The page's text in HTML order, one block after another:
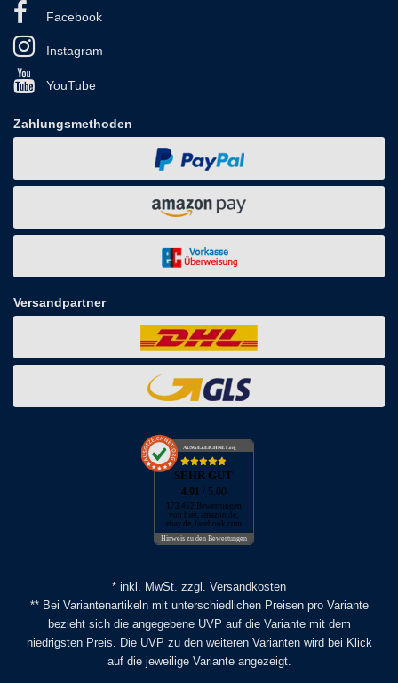
Facebook
Instagram
YouTube
Zahlungsmethoden
Versandpartner
AUSGEZEICHNET.org
SEHR GUT
4.91 / 5.00
173.452 Bewertungen
von hier, amazon.de,
ebay.de, facebook.com
Hinweis zu den Bewertungen
* inkl. MwSt. zzgl. Versandkosten
** Bei Variantenartikeln mit unterschiedlichen Preisen pro Variante
bezieht sich die angegebene UVP auf die Variante mit dem
niedrigsten Preis. Die UVP zu den weiteren Varianten wird bei Klick
auf die jeweilige Variante angezeigt.